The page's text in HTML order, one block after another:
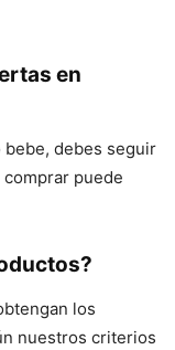
en
debes seguir
puede
los
nuestros criterios